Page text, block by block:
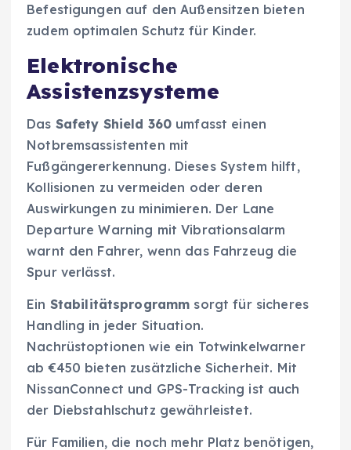
Befestigungen auf den Außensitzen bieten
zudem optimalen Schutz für Kinder.
Elektronische
Assistenzsysteme
Das Safety Shield 360 umfasst einen
Notbremsassistenten mit
Fußgängererkennung. Dieses System hilft,
Kollisionen zu vermeiden oder deren
Auswirkungen zu minimieren. Der Lane
Departure Warning mit Vibrationsalarm
warnt den Fahrer, wenn das Fahrzeug die
Spur verlässt.
Ein Stabilitätsprogramm sorgt für sicheres
Handling in jeder Situation.
Nachrüstoptionen wie ein Totwinkelwarner
ab €450 bieten zusätzliche Sicherheit. Mit
NissanConnect und GPS-Tracking ist auch
der Diebstahlschutz gewährleistet.
Für Familien, die noch mehr Platz benötigen,